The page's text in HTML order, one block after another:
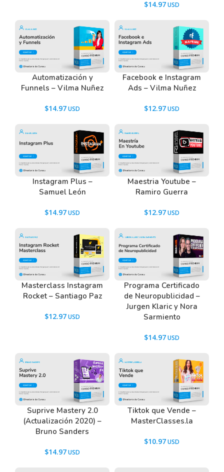
Lo que vas a aprender, te va a servir para crear
negocios físicos, servicios, agencias digitales y para
tiendas online.
“Crea campañas 3 veces más efectivas y escalables
en menos de 30 días, sin aumentar el presupuesto”
hacen nuestros usuarios antes de comprar y
descargar los recursos WordPress.
Preguntas Frecuentes, o también puedes
contactarnos usando el Chat.
$14.97
Automatización y
Funnels – Vilma Nuñez
$14.97
Facebook e Instagram
Ads – Vilma Nuñez
$12.97
Instagram Plus –
Samuel León
$14.97
Maestria Youtube –
Ramiro Guerra
$12.97
Masterclass Instagram
Rocket – Santiago Paz
$12.97
Programa Certificado
de Neuropublicidad –
Jurgen Klaric y Nora
Sarmiento
$14.97
Suprive Mastery 2.0
(Actualización 2020) –
Bruno Sanders
$14.97
Tiktok que Vende –
MasterClasses.la
$10.97